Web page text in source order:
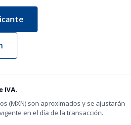
IVA.
(MXN) son aproximados y se ajustarán
en el día de la transacción.